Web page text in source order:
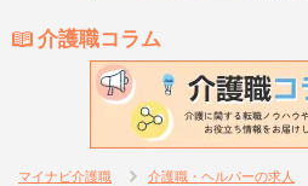
介護職コラム
マイナビ介護職 介護職・ヘルパーの求人